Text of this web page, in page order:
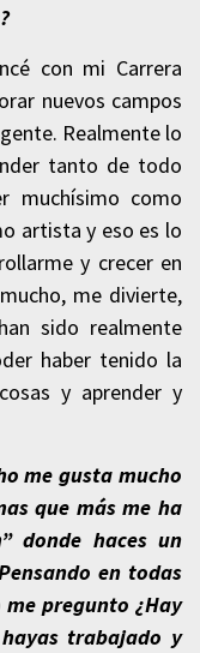
con mi Carrera
nuevos campos
Realmente lo
tanto de todo
muchísimo como
artista y eso es lo
y crecer en
me divierte,
sido realmente
haber tenido la
y aprender y
me gusta mucho
que más me ha
donde haces un
en todas
pregunto ¿Hay
trabajado y